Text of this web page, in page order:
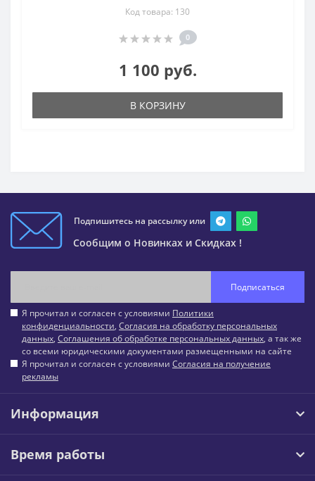
Код товара: 130
0
1 100 руб.
В КОРЗИНУ
Подпишитесь на рассылку или
Сообщим о Новинках и Скидках !
Подписаться
Я прочитал и согласен с условиями Политики
конфиденциальности, Согласия на обработку персональных
данных, Соглашения об обработке персональных данных, а так же
со всеми юридическими документами размещенными на сайте
Я прочитал и согласен с условиями Согласия на получение
рекламы
Информация
Время работы